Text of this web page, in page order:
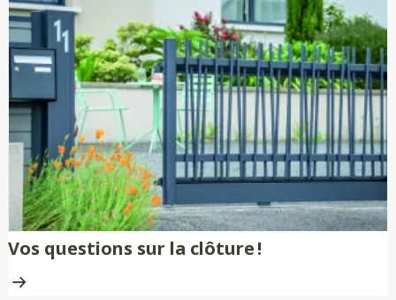
Vos questions sur la clôture !